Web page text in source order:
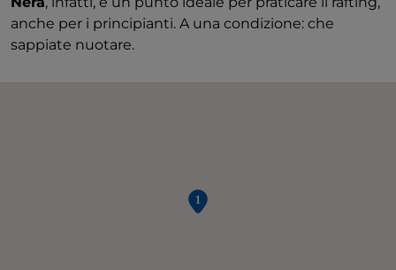
anche per i principianti. A una condizione: che
sappiate nuotare.